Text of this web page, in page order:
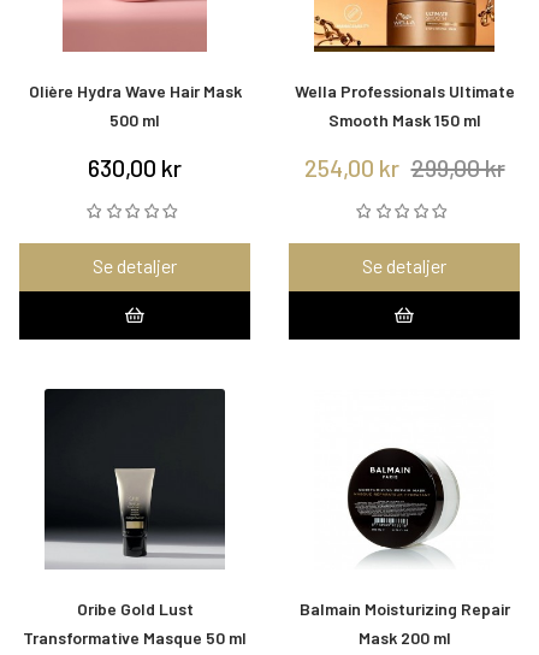
Olière Hydra Wave Hair Mask
500 ml
630,00 kr
Se detaljer
Wella Professionals Ultimate
Smooth Mask 150 ml
254,00 kr 299,00 kr
Se detaljer
Oribe Gold Lust
Transformative Masque 50 ml
Balmain Moisturizing Repair
Mask 200 ml